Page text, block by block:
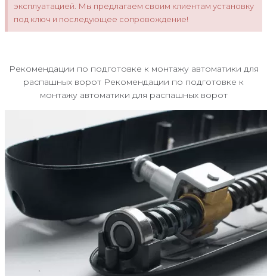
эксплуатацией. Мы предлагаем своим клиентам установку
под ключ и последующее сопровождение!
Рекомендации по подготовке к монтажу автоматики для
распашных ворот Рекомендации по подготовке к
монтажу автоматики для распашных ворот